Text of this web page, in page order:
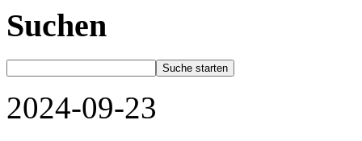
Suchen
2024-09-23